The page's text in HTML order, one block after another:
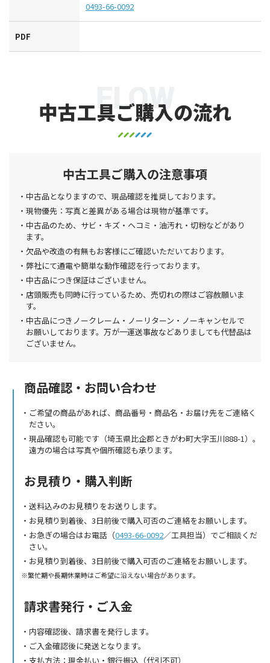
0493-66-0092
PDF
中古工具ご購入の流れ
FLOW
中古工具ご購入の注意事項
中古品となりますので、現品確認を推奨しております。
現物優先：写真と差異がある場合は現物が基準です。
中古品のため、サビ・キズ・ヘコミ・油汚れ・切粉などがあり
ます。
欠品や改造の有無もお客様にご確認いただいております。
弊社にて通電や簡単な動作確認を行っております。
中古品につき保証はございません。
店頭販売も同時に行っているため、売切れの際はご容赦願いま
す。
中古品につきノークレーム・ノーリターン・ノーキャンセルで
お願いしております。万が一運送事故などありましても代替品は
ございません。
商品確認・お問い合わせ
ご希望の商品があれば、商品番号・商品名・お届け先をご連絡く
ださい。
現品確認も可能です（埼玉県比企郡ときがわ町大字玉川888-1）。
遠方の場合は写真や個所確認も承ります。
お見積り・購入判断
送料込みのお見積りをお送りします。
お見積り到着後、3日前後で購入可否のご連絡をお願いします。
お急ぎの場合はお電話（0493-66-0092／工具担当）でご相談くだ
さい。
お見積り到着後、3日前後で購入可否のご連絡をお願いします。
繁忙期や長期休業時はご希望に沿えない場合があります。
請求書発行・ご入金
内容確認後、請求書を発行します。
ご入金確認後に発送となります。
支払方法：現金払い・銀行振込（代引不可）